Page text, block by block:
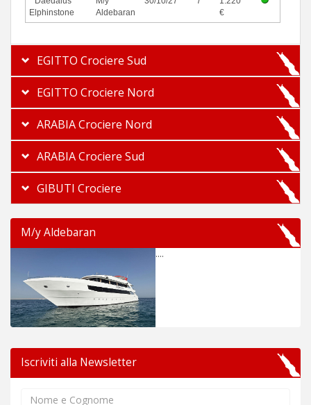
Elphinstone
Aldebaran
€
EGITTO Crociere Sud
EGITTO Crociere Nord
ARABIA Crociere Nord
ARABIA Crociere Sud
GIBUTI Crociere
M/y Aldebaran
....
Iscriviti alla Newsletter